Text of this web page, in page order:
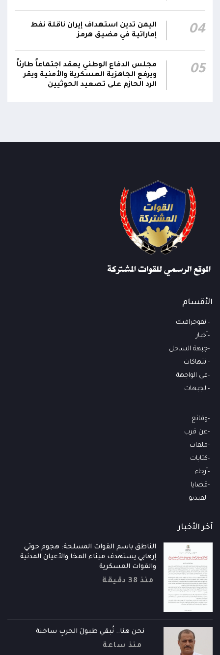
04
اليمن تدين استهداف إيران ناقلة نفط
إماراتية في مضيق هرمز
05
مجلس الدفاع الوطني يعقد اجتماعاً طارئاً
ويرفع الجاهزية العسكرية والأمنية ويقر
الرد الحازم على تصعيد الحوثيين
الأقسام
انفوجرافيك
أخبار
جبهة الساحل
انتهاكات
في الواجهة
الجبهات
وقائع
عن قرب
ملفات
كتابات
أرجاء
قضايا
الفيديو
آخر الأخبار
الناطق باسم القوات المسلحة: هجوم حوثي
إرهابي يستهدف ميناء المخا والأعيان المدنية
والقوات العسكرية
منذ 38 دقيقة
نحن هنا.. نُبقي طبولَ الحربِ ساخنة
منذ ساعة